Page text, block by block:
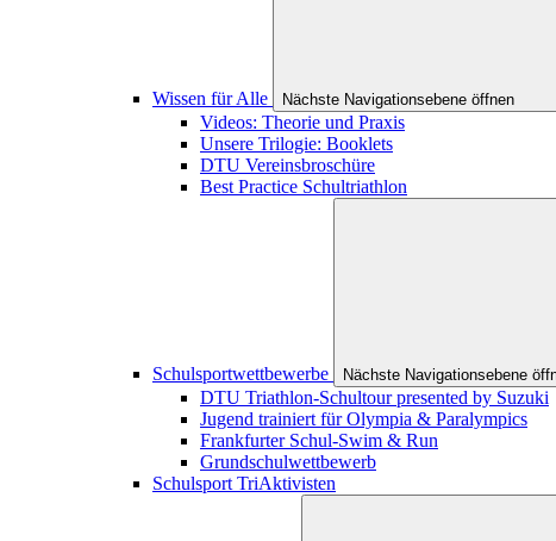
Wissen für Alle Nächste Navigationsebene öffnen
Videos: Theorie und Praxis
Unsere Trilogie: Booklets
DTU Vereinsbroschüre
Best Practice Schultriathlon
Schulsportwettbewerbe Nächste Navigationsebene
DTU Triathlon-Schultour presented by Suzuki
Jugend trainiert für Olympia & Paralympics
Frankfurter Schul-Swim & Run
Grundschulwettbewerb
Schulsport TriAktivisten